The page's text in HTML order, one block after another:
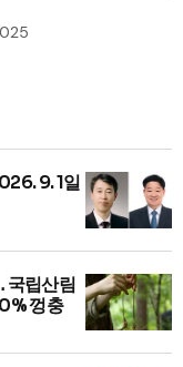
9. 1일
국립산림
껑충